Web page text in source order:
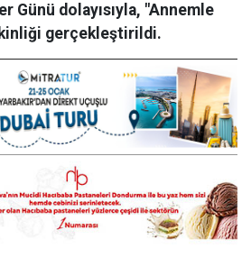
Günü dolayısıyla, "Annemle
gerçekleştirildi.